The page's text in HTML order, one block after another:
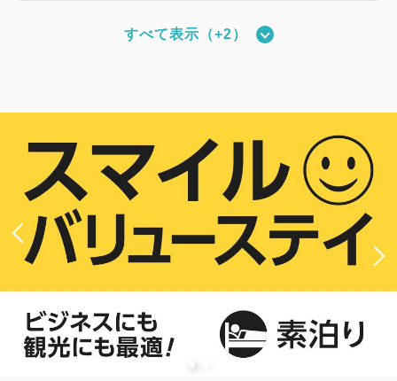
大人1名 1室
税・手数料込
合計 8,600 円
残り2室 詳細 今すぐ予約
すべて表示（+2）